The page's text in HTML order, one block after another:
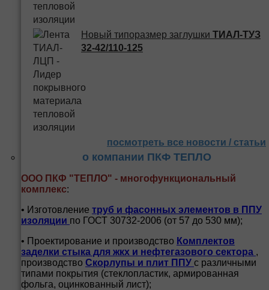
Новый типоразмер заглушки ТИАЛ-ТУЗ
32-42/110-125
посмотреть все новости / статьи
о компании ПКФ ТЕПЛО
ООО ПКФ "ТЕПЛО" - многофункциональный
комплекс:
• Изготовление труб и фасонных элементов в ППУ
изоляции по ГОСТ 30732-2006 (от 57 до 530 мм);
• Проектирование и производство Комплектов
заделки стыка для жкх и нефтегазового сектора ,
производство Скорлупы и плит ППУ с различными
типами покрытия (стеклопластик, армированная
фольга, оцинкованный лист);